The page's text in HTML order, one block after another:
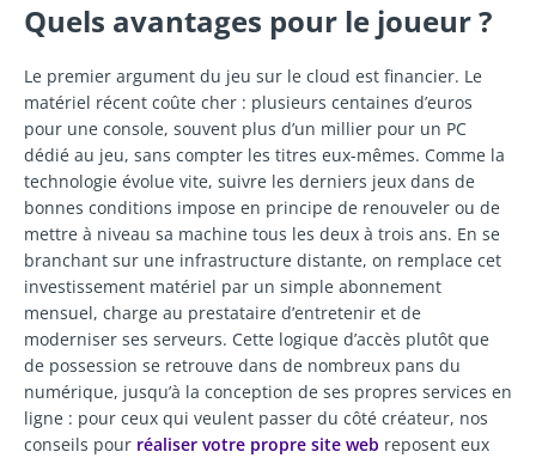
Quels avantages pour le joueur ?
Le premier argument du jeu sur le cloud est financier. Le
matériel récent coûte cher : plusieurs centaines d’euros
pour une console, souvent plus d’un millier pour un PC
dédié au jeu, sans compter les titres eux-mêmes. Comme la
technologie évolue vite, suivre les derniers jeux dans de
bonnes conditions impose en principe de renouveler ou de
mettre à niveau sa machine tous les deux à trois ans. En se
branchant sur une infrastructure distante, on remplace cet
investissement matériel par un simple abonnement
mensuel, charge au prestataire d’entretenir et de
moderniser ses serveurs. Cette logique d’accès plutôt que
de possession se retrouve dans de nombreux pans du
numérique, jusqu’à la conception de ses propres services en
ligne : pour ceux qui veulent passer du côté créateur, nos
conseils pour réaliser votre propre site web reposent eux